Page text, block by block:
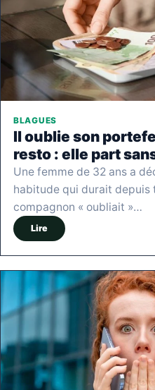
BLAGUES
Il oublie son
resto : elle part
Une femme de 32 ans a
habitude qui durait depuis
compagnon « oubliait »…
Lire